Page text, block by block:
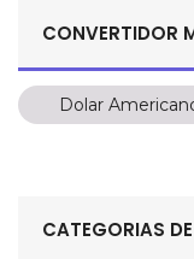
CONVERTIDOR
Dolar
Dolar Americano
Pesos Mexicanos
CATEGORIAS